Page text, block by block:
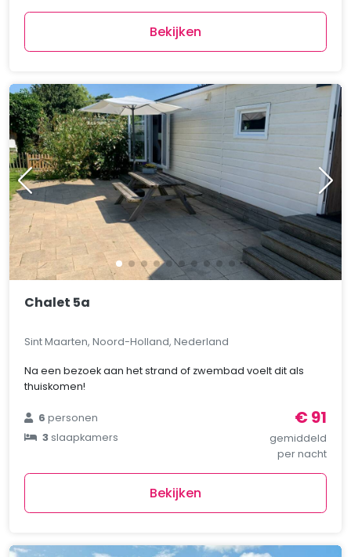
Bekijken
Chalet 5a
Sint Maarten, Noord-Holland, Nederland
Na een bezoek aan het strand of zwembad voelt dit als
thuiskomen!
6personen
3slaapkamers
€ 91
gemiddeld
per nacht
Bekijken